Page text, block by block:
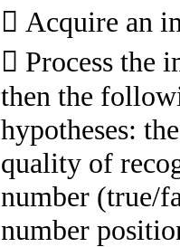
 Acquire an
 Process the
then the
hypotheses:
quality of
number (true/
number